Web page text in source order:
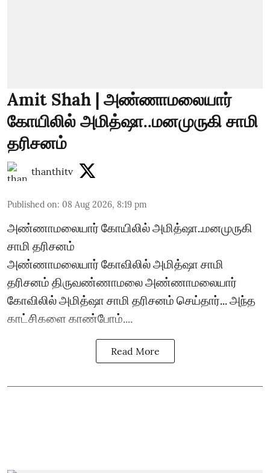
Amit Shah | அண்ணாமலையார்
கோயிலில் அமித்ஷா..மனமுருகி சாமி
தரிசனம்
thanthitv
Published on: 08 Aug 2026, 8:19 pm
அண்ணாமலையார் கோயிலில் அமித்ஷா..மனமுருகி
சாமி தரிசனம்
அண்ணாமலையார் கோவிலில் அமித்ஷா சாமி
தரிசனம் திருவண்ணாமலை அண்ணாமலையார்
கோவிலில் அமித்ஷா சாமி தரிசனம் செய்தார்... அந்த
காட்சிகளை காண்போம்....
Read More